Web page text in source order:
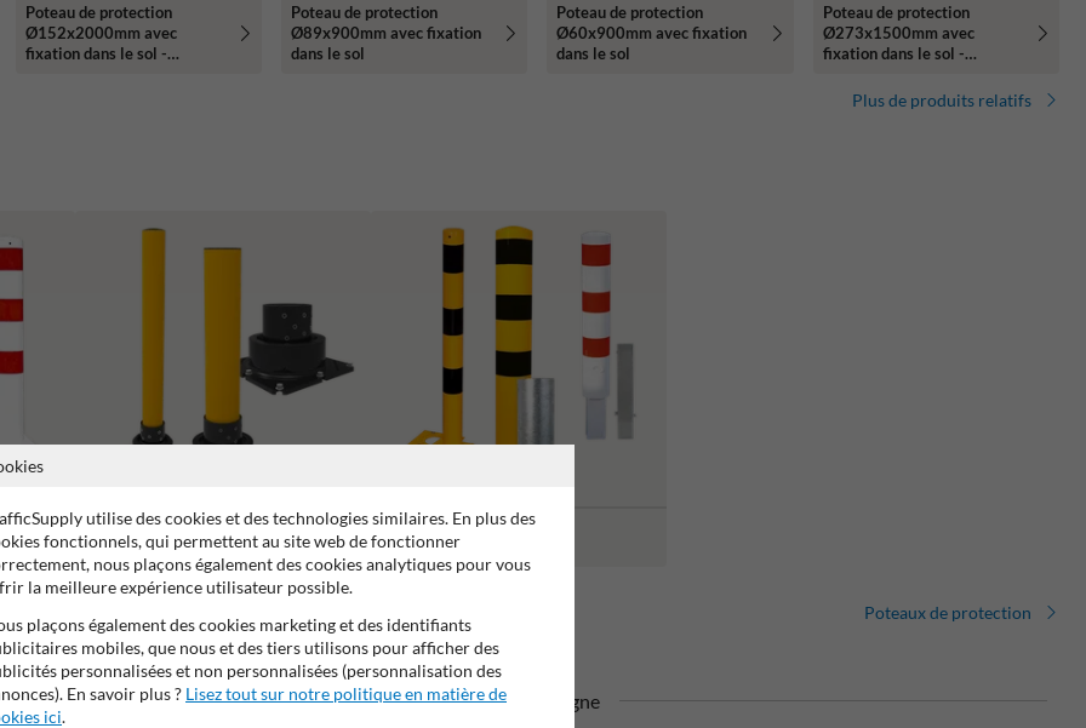
Poteau de protection
Ø152x2000mm avec
fixation dans le sol -
Poteau de protection
Ø89x900mm avec fixation
dans le sol
Poteau de protection
Ø60x900mm avec fixation
dans le sol
Poteau de protection
Ø273x1500mm avec
fixation dans le sol -
Plus de produits relatifs
SlowStop Poteau amovible
Poteaux de protection
de garantie fabricant Certification TÜV Fabriqué en Allemagne
utilise des cookies et des technologies similaires. En plus des
fonctionnels, qui permettent au site web de fonctionner
nous plaçons également des cookies analytiques pour vous
la meilleure expérience utilisateur possible.
plaçons également des cookies marketing et des identifiants
mobiles, que nous et des tiers utilisons pour afficher des
personnalisées et non personnalisées (personnalisation des
En savoir plus ? Lisez tout sur notre politique en matière de
ici.